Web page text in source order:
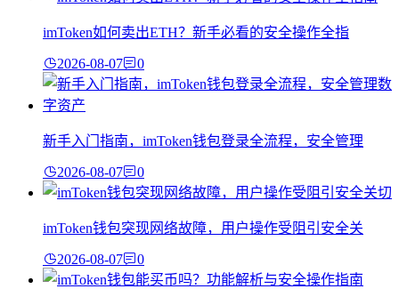
imToken如何卖出ETH？新手必看的安全操作全指
2026-08-07 0
新手入门指南，imToken钱包登录全流程，安全管理
2026-08-07 0
imToken钱包突现网络故障，用户操作受阻引安全关
2026-08-07 0